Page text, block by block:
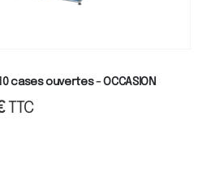
cases ouvertes - OCCASION
TTC